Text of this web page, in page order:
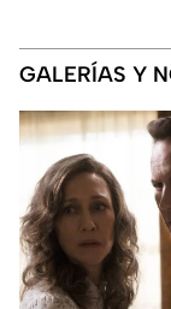
GALERÍAS Y